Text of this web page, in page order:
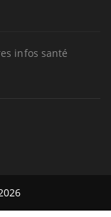
infos santé